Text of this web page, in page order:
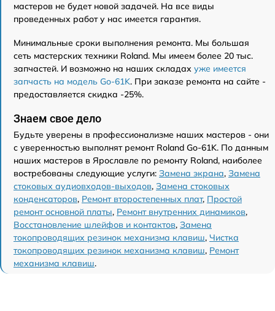
мастеров не будет новой задачей. На все виды
проведенных работ у нас имеется гарантия.
Минимальные сроки выполнения ремонта. Мы большая
сеть мастерских техники Roland. Мы имеем более 20 тыс.
запчастей. И возможно на наших складах уже имеется
запчасть на модель Go-61K. При заказе ремонта на сайте -
предоставляется скидка -25%.
Знаем свое дело
Будьте уверены в профессионализме наших мастеров - они
с уверенностью выполнят ремонт Roland Go-61K. По данным
наших мастеров в Ярославле по ремонту Roland, наиболее
востребованы следующие услуги: Замена экрана, Замена
стоковых аудиовходов-выходов, Замена стоковых
конденсаторов, Ремонт второстепенных плат, Простой
ремонт основной платы, Ремонт внутренних динамиков,
Восстановление шлейфов и контактов, Замена
токопроводящих резинок механизма клавиш, Чистка
токопроводящих резинок механизма клавиш, Ремонт
механизма клавиш.